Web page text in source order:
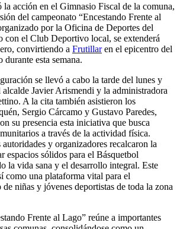
la acción en el Gimnasio Fiscal de la comuna,
del campeonato “Encestando Frente al
por la Oficina de Deportes del
con el Club Deportivo local, se extenderá
convirtiendo a Frutillaren el epicentro del
durante esta semana.
se llevó a cabo la tarde del lunes y
alcalde Javier Arismendi y la administradora
A la cita también asistieron los
Sergio Cárcamo y Gustavo Paredes,
su presencia esta iniciativa que busca
a través de la actividad física.
y organizadores recalcaron la
espacios sólidos para el Básquetbol
la vida sana y el desarrollo integral. Este
como una plataforma vital para el
niñas y jóvenes deportistas de toda la zona
Frente al Lago” reúne a importantes